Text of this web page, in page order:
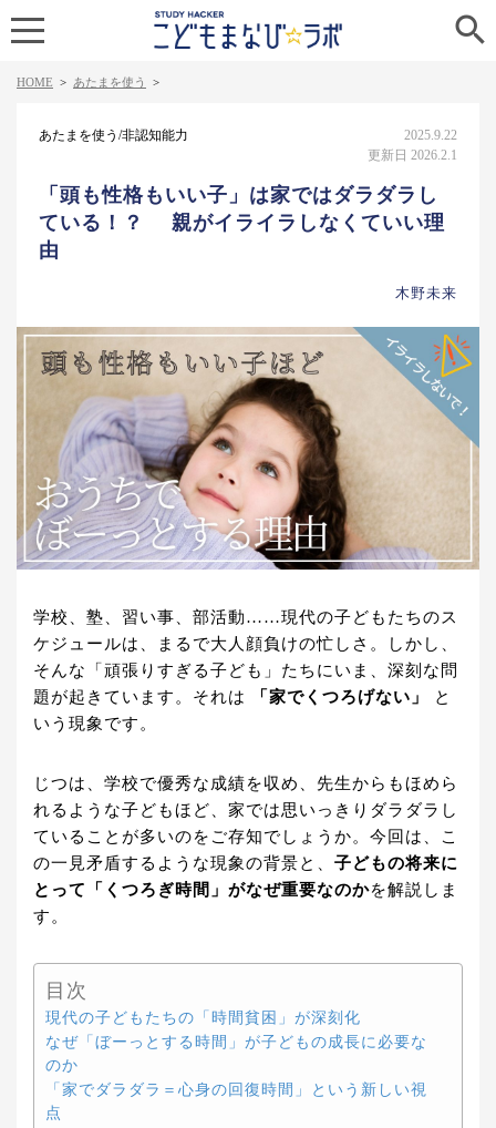

HOME > あたまを使う >
あたまを使う/非認知能力
2025.9.22
更新日 2026.2.1
「頭も性格もいい子」は家ではダラダラし
ている！？ 親がイライラしなくていい理
由
木野未来
学校、塾、習い事、部活動……現代の子どもたちのス
ケジュールは、まるで大人顔負けの忙しさ。しかし、
そんな「頑張りすぎる子ども」たちにいま、深刻な問
題が起きています。それは
「家でくつろげない」
と
いう現象です。
じつは、学校で優秀な成績を収め、先生からもほめら
れるような子どもほど、家では思いっきりダラダラし
ていることが多いのをご存知でしょうか。今回は、こ
の一見矛盾するような現象の背景と、 子どもの将来に
とって「くつろぎ時間」がなぜ重要なのかを解説しま
す。
目次
現代の子どもたちの「時間貧困」が深刻化
なぜ「ぼーっとする時間」が子どもの成長に必要な
のか
「家でダラダラ＝心身の回復時間」という新しい視
点